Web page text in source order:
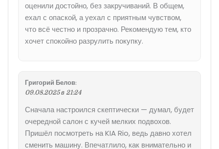
оценили достойно, без закручиваний. В общем,
ехал с опаской, а уехал с приятным чувством,
что всё честно и прозрачно. Рекомендую тем, кто
хочет спокойно разрулить покупку.
Григорий Белов:
09.08.2025 в 21:24
Сначала настроился скептически — думал, будет
очередной салон с кучей мелких подвохов.
Пришёл посмотреть на KIA Rio, ведь давно хотел
сменить машину. Впечатлило, как внимательно и